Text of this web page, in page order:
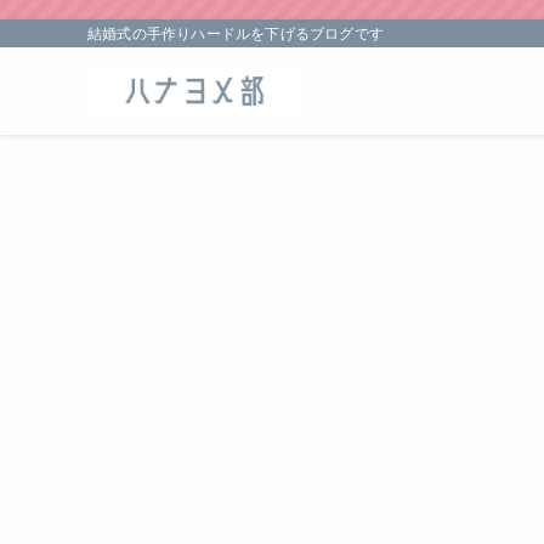
結婚式の手作りハードルを下げるブログです